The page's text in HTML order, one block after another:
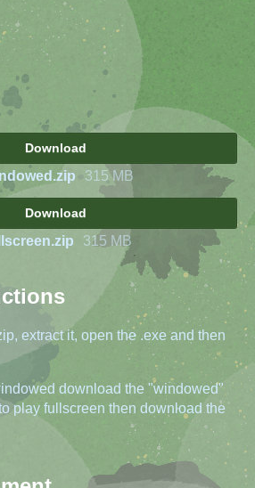
Download
315 MB
Download
315 MB
extract it, open the .exe and then
download the "windowed"
play fullscreen then download the